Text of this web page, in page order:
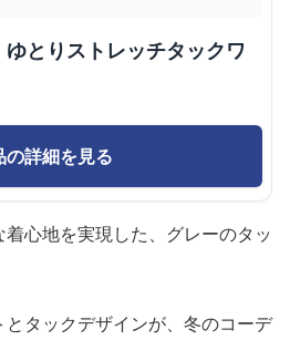
とりストレッチタックワ
の詳細を見る
心地を実現した、グレーのタッ
タックデザインが、冬のコーデ